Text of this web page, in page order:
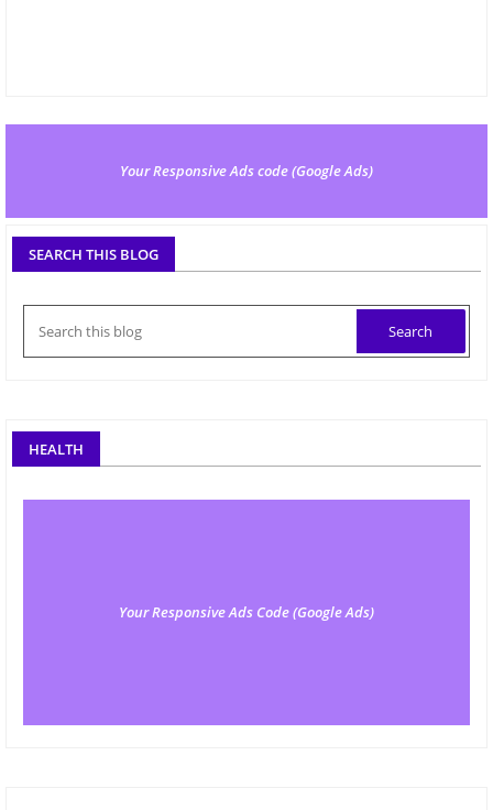
Your Responsive Ads code (Google Ads)
SEARCH THIS BLOG
HEALTH
Your Responsive Ads Code (Google Ads)